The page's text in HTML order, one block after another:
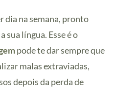
dia na semana, pronto
sua língua. Esse é o
pode te dar sempre que
malas extraviadas,
depois da perda de